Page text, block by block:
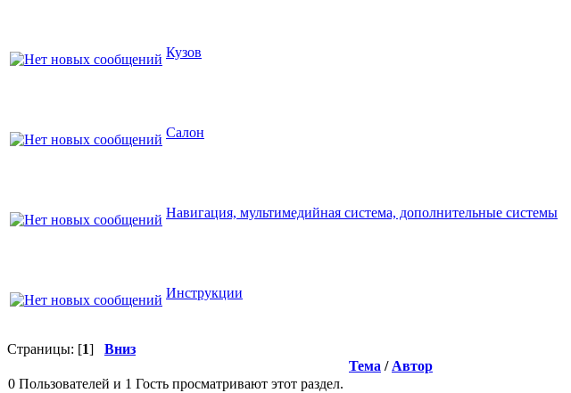
Кузов
Салон
Навигация, мультимедийная система, дополнительные системы
Инструкции
Страницы: [1] Вниз
Тема /Автор
0 Пользователей и 1 Гость просматривают этот раздел.